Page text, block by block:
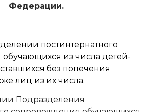
Федерации.
постинтернатного
из числа детей-
без попечения
лиц из их числа.
Подразделения